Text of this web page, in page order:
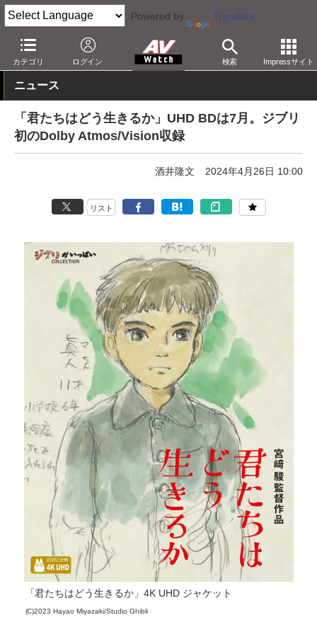
Powered by Translate
カテゴリ ログイン 検索 Impressサイト
AV Watch コンテンツ・サービス BD/DVD
ニュース
「君たちはどう生きるか」UHD BDは7月。ジブリ
初のDolby Atmos/Vision収録
酒井隆文 2024年4月26日 10:00
リスト
「君たちはどう生きるか」4K UHD ジャケット
(C)2023 Hayao Miyazaki/Studio Ghibli